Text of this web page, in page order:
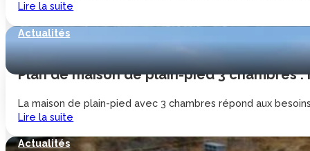
Lire la suite
Actualités
Plan de maison de plain-pied 3 chambres
La maison de plain-pied avec 3 chambres répond aux
Lire la suite
Actualités